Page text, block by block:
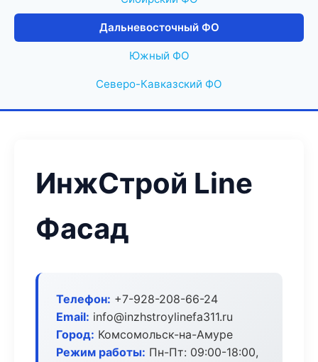
Дальневосточный ФО
Южный ФО
Северо-Кавказский ФО
ИнжСтрой Line
Фасад
Телефон: +7-928-208-66-24
Email: info@inzhstroylinefa311.ru
Город: Комсомольск-на-Амуре
Режим работы: Пн-Пт: 09:00-18:00,